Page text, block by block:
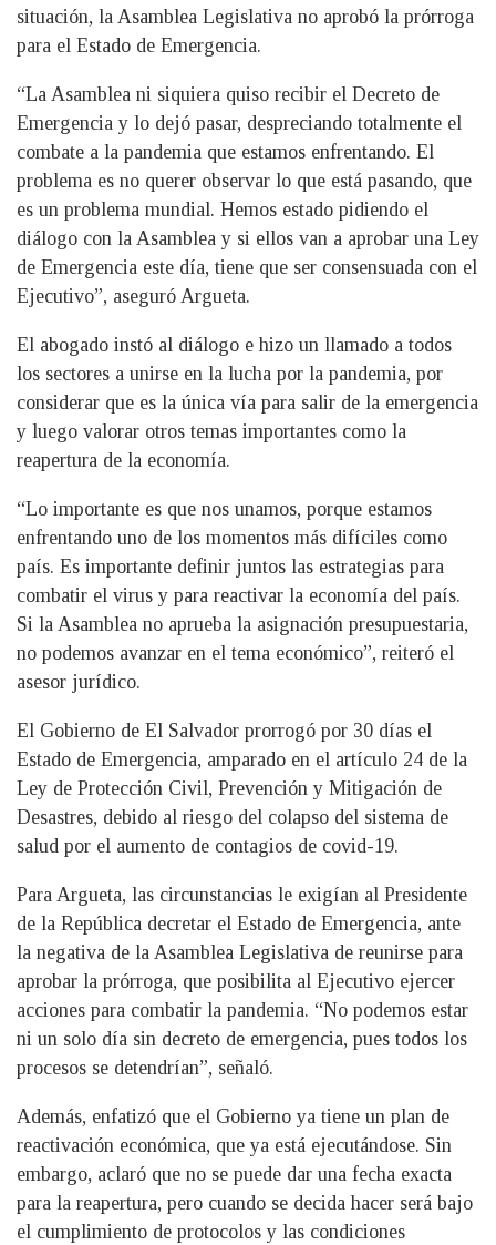
situación, la Asamblea Legislativa no aprobó la prórroga
para el Estado de Emergencia.
“La Asamblea ni siquiera quiso recibir el Decreto de
Emergencia y lo dejó pasar, despreciando totalmente el
combate a la pandemia que estamos enfrentando. El
problema es no querer observar lo que está pasando, que
es un problema mundial. Hemos estado pidiendo el
diálogo con la Asamblea y si ellos van a aprobar una Ley
de Emergencia este día, tiene que ser consensuada con el
Ejecutivo”, aseguró Argueta.
El abogado instó al diálogo e hizo un llamado a todos
los sectores a unirse en la lucha por la pandemia, por
considerar que es la única vía para salir de la emergencia
y luego valorar otros temas importantes como la
reapertura de la economía.
“Lo importante es que nos unamos, porque estamos
enfrentando uno de los momentos más difíciles como
país. Es importante definir juntos las estrategias para
combatir el virus y para reactivar la economía del país.
Si la Asamblea no aprueba la asignación presupuestaria,
no podemos avanzar en el tema económico”, reiteró el
asesor jurídico.
El Gobierno de El Salvador prorrogó por 30 días el
Estado de Emergencia, amparado en el artículo 24 de la
Ley de Protección Civil, Prevención y Mitigación de
Desastres, debido al riesgo del colapso del sistema de
salud por el aumento de contagios de covid-19.
Para Argueta, las circunstancias le exigían al Presidente
de la República decretar el Estado de Emergencia, ante
la negativa de la Asamblea Legislativa de reunirse para
aprobar la prórroga, que posibilita al Ejecutivo ejercer
acciones para combatir la pandemia. “No podemos estar
ni un solo día sin decreto de emergencia, pues todos los
procesos se detendrían”, señaló.
Además, enfatizó que el Gobierno ya tiene un plan de
reactivación económica, que ya está ejecutándose. Sin
embargo, aclaró que no se puede dar una fecha exacta
para la reapertura, pero cuando se decida hacer será bajo
el cumplimiento de protocolos y las condiciones